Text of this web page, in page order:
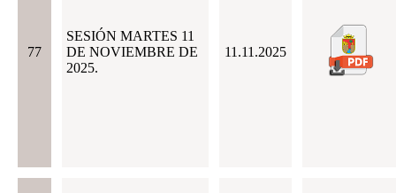
77
SESIÓN MARTES 11
DE NOVIEMBRE DE
2025.
11.11.2025